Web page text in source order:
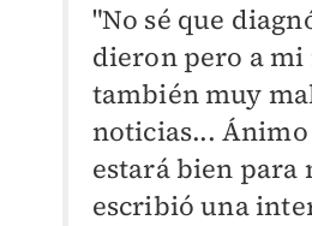
"No sé que
dieron pero a
también muy
noticias...
estará bien para
escribió una